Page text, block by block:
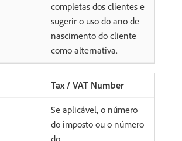
completas dos clientes e
sugerir o uso do ano de
nascimento do cliente
como alternativa.
Tax / VAT Number
Se aplicável, o número
do imposto ou o número
do